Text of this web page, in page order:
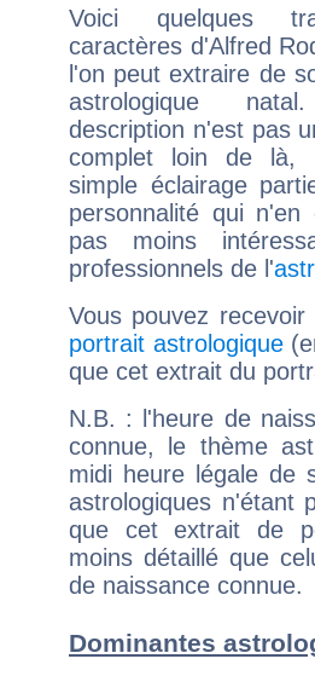
Voici quelques
caractères d'Alfred
l'on peut extraire de
astrologique
description n'est pas
complet loin de là,
simple éclairage
personnalité qui n'en
pas moins
professionnels de l'
Vous pouvez
portrait astrologique
que cet extrait du
N.B. : l'heure de
connue, le thème
midi heure légale de
astrologiques n'étant
que cet extrait de
moins détaillé que
de naissance connue.
Dominantes